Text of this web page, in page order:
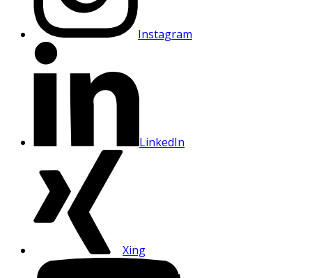
Instagram
LinkedIn
Xing